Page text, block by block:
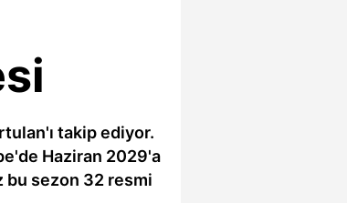
takip ediyor.
Haziran 2029'a
bu sezon 32 resmi